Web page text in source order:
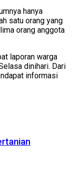
hanya
satu orang yang
orang anggota
laporan warga
dinihari. Dari
informasi